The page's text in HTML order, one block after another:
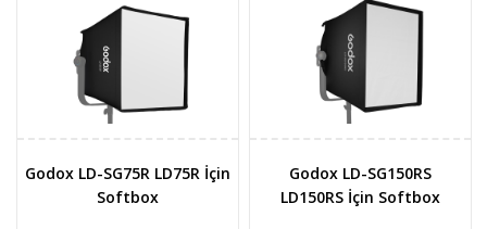
Godox LD-SG75R LD75R İçin
Softbox
Godox LD-SG150RS
LD150RS İçin Softbox